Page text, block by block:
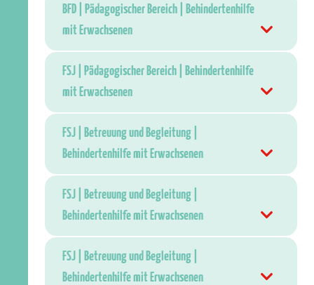
BFD | Pädagogischer Bereich | Behindertenhilfe
mit Erwachsenen
FSJ | Pädagogischer Bereich | Behindertenhilfe
mit Erwachsenen
FSJ | Betreuung und Begleitung |
Behindertenhilfe mit Erwachsenen
FSJ | Betreuung und Begleitung |
Behindertenhilfe mit Erwachsenen
FSJ | Betreuung und Begleitung |
Behindertenhilfe mit Erwachsenen